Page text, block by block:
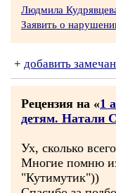
Людмила
Заявить о
+ добавить
Рецензия на «1
детям. Натали
Ух, сколько
Многие помню
"Кутимутик"))